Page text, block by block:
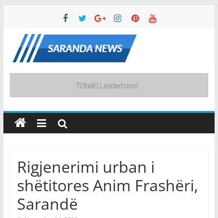
content
Saranda
News
Lajmet
dhe
Informacionet
Fundit
Rigjenerimi urban i
shëtitores Anim Frashëri,
Sarandë